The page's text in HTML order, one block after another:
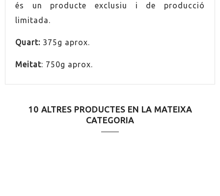
és un producte exclusiu i de producció
limitada.
Quart: 375g aprox.
Meitat: 750g aprox.
10 ALTRES PRODUCTES EN LA MATEIXA
CATEGORIA